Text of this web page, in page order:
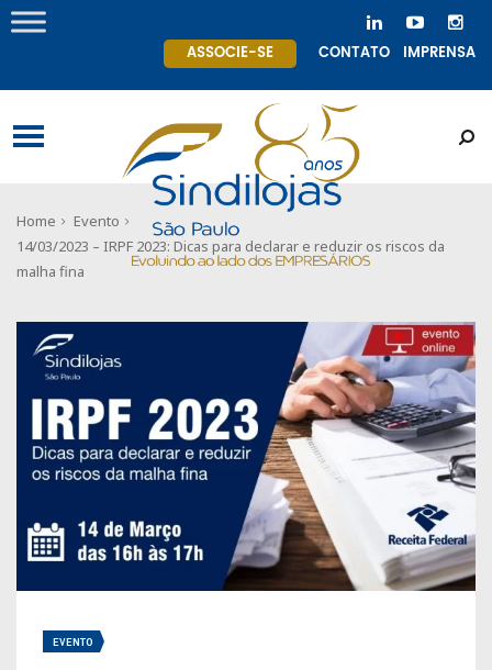
ASSOCIE-SE CONTATO IMPRENSA
Home
Evento
14/03/2023 – IRPF 2023: Dicas para declarar e reduzir os riscos da
malha fina
EVENTO